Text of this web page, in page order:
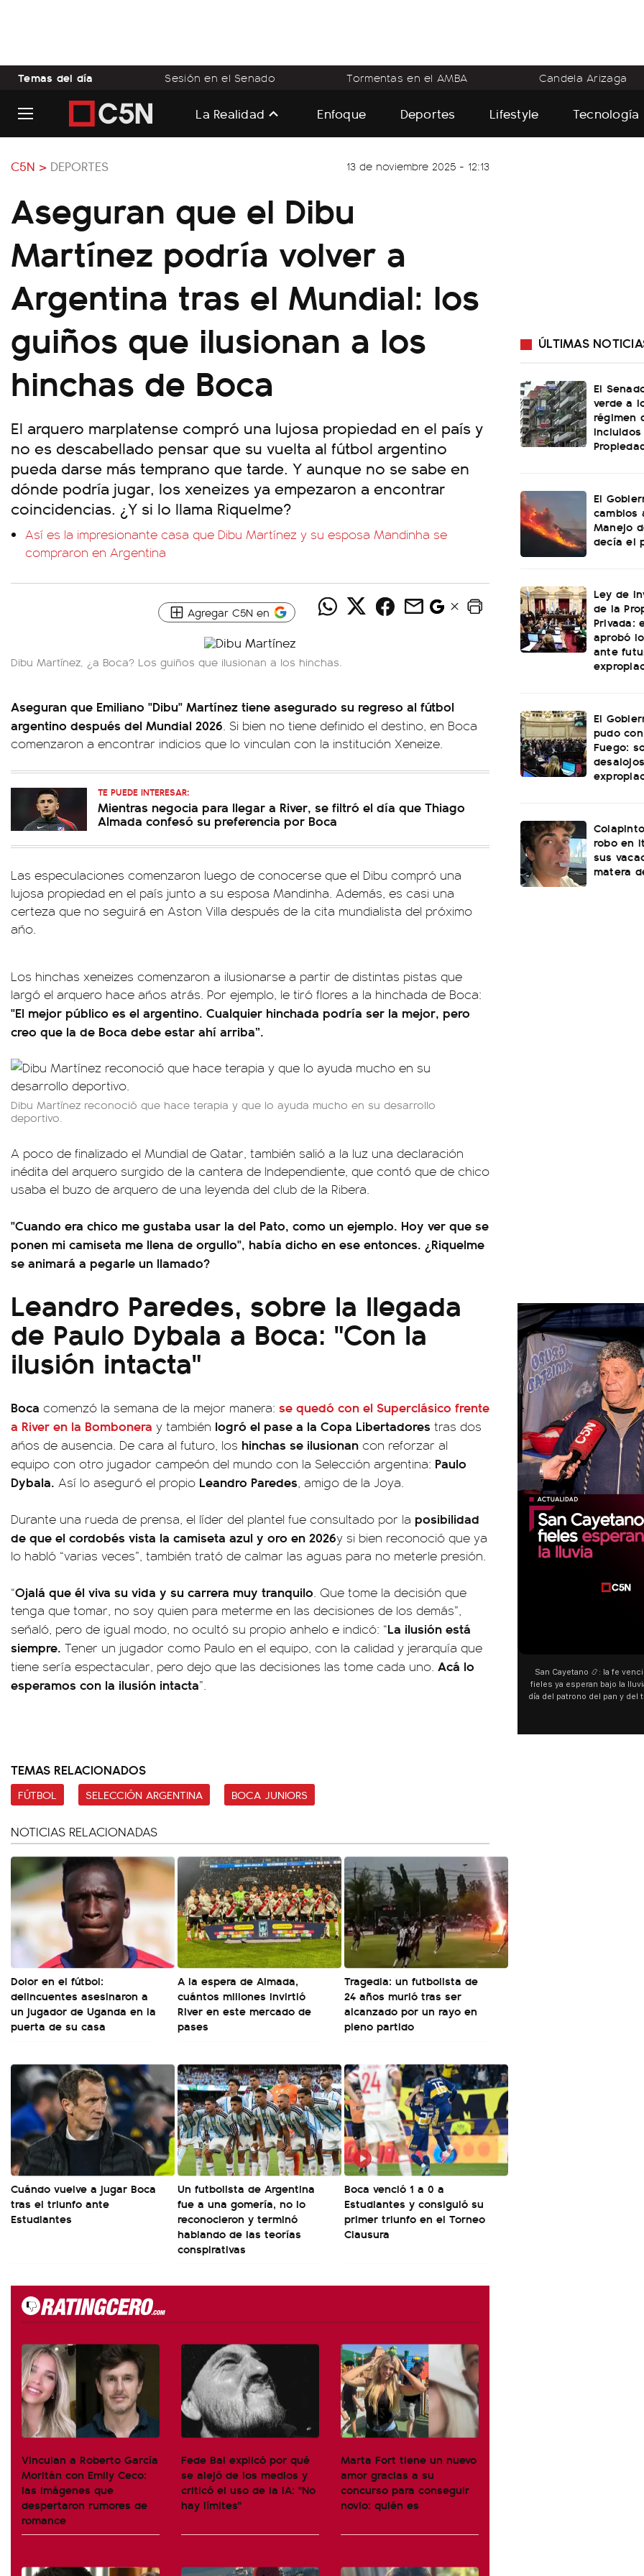
Temas del día Sesión en el Senado Tormentas en el AMBA Candela Arizaga
La Realidad Enfoque Deportes Lifestyle Tecnología
C5N > DEPORTES 13 de noviembre 2025 - 12:13
Aseguran que el Dibu
Martínez podría volver a
Argentina tras el Mundial: los
guiños que ilusionan a los
hinchas de Boca
El arquero marplatense compró una lujosa propiedad en el país y
no es descabellado pensar que su vuelta al fútbol argentino
pueda darse más temprano que tarde. Y aunque no se sabe en
dónde podría jugar, los xeneizes ya empezaron a encontrar
coincidencias. ¿Y si lo llama Riquelme?
Así es la impresionante casa que Dibu Martínez y su esposa Mandinha se
compraron en Argentina
Agregar C5N en
Dibu Martínez, ¿a Boca? Los guiños que ilusionan a los hinchas.
Aseguran que Emiliano "Dibu" Martínez tiene asegurado su regreso al fútbol
argentino después del Mundial 2026. Si bien no tiene definido el destino, en Boca
comenzaron a encontrar indicios que lo vinculan con la institución Xeneize.
TE PUEDE INTERESAR:
Mientras negocia para llegar a River, se filtró el día que Thiago
Almada confesó su preferencia por Boca
Las especulaciones comenzaron luego de conocerse que el Dibu compró una
lujosa propiedad en el país junto a su esposa Mandinha. Además, es casi una
certeza que no seguirá en Aston Villa después de la cita mundialista del próximo
año.
Los hinchas xeneizes comenzaron a ilusionarse a partir de distintas pistas que
largó el arquero hace años atrás. Por ejemplo, le tiró flores a la hinchada de Boca:
"El mejor público es el argentino. Cualquier hinchada podría ser la mejor, pero
creo que la de Boca debe estar ahí arriba”.
Dibu Martínez reconoció que hace terapia y que lo ayuda mucho en su desarrollo
deportivo.
A poco de finalizado el Mundial de Qatar, también salió a la luz una declaración
inédita del arquero surgido de la cantera de Independiente, que contó que de chico
usaba el buzo de arquero de una leyenda del club de la Ribera.
"Cuando era chico me gustaba usar la del Pato, como un ejemplo. Hoy ver que se
ponen mi camiseta me llena de orgullo", había dicho en ese entonces. ¿Riquelme
se animará a pegarle un llamado?
Leandro Paredes, sobre la llegada
de Paulo Dybala a Boca: "Con la
ilusión intacta"
Boca comenzó la semana de la mejor manera: se quedó con el Superclásico frente
a River en la Bombonera y también logró el pase a la Copa Libertadores tras dos
años de ausencia. De cara al futuro, los hinchas se ilusionan con reforzar al
equipo con otro jugador campeón del mundo con la Selección argentina: Paulo
Dybala. Así lo aseguró el propio Leandro Paredes, amigo de la Joya.
Durante una rueda de prensa, el líder del plantel fue consultado por la posibilidad
de que el cordobés vista la camiseta azul y oro en 2026y si bien reconoció que ya
lo habló “varias veces”, también trató de calmar las aguas para no meterle presión.
“Ojalá que él viva su vida y su carrera muy tranquilo. Que tome la decisión que
tenga que tomar, no soy quien para meterme en las decisiones de los demás”,
señaló, pero de igual modo, no ocultó su propio anhelo e indicó: “La ilusión está
siempre. Tener un jugador como Paulo en el equipo, con la calidad y jerarquía que
tiene sería espectacular, pero dejo que las decisiones las tome cada uno. Acá lo
esperamos con la ilusión intacta”.
TEMAS RELACIONADOS
FÚTBOL SELECCIÓN ARGENTINA BOCA JUNIORS
NOTICIAS RELACIONADAS
Dolor en el fútbol:
delincuentes asesinaron a
un jugador de Uganda en la
puerta de su casa
A la espera de Almada,
cuántos millones invirtió
River en este mercado de
pases
Tragedia: un futbolista de
24 años murió tras ser
alcanzado por un rayo en
pleno partido
Cuándo vuelve a jugar Boca
tras el triunfo ante
Estudiantes
Un futbolista de Argentina
fue a una gomería, no lo
reconocieron y terminó
hablando de las teorías
conspirativas
Boca venció 1 a 0 a
Estudiantes y consiguió su
primer triunfo en el Torneo
Clausura
Vinculan a Roberto García
Moritán con Emily Ceco:
las imágenes que
despertaron rumores de
romance
Fede Bal explicó por qué
se alejó de los medios y
criticó el uso de la IA: "No
hay límites"
Marta Fort tiene un nuevo
amor gracias a su
concurso para conseguir
novio: quién es
ÚLTIMAS
El
verde a
régimen
El
cambios
Manejo
decía el
Ley de
de la
Privada:
aprobó
ante
El
pudo
Fuego:
robo en
sus
matera
00:00
San Cayetano 📿: la fe venció al agua y los
“Preferís la joda y yo
¿Indirecta para Luck Ra? La
"Te vi", su nueva
encontrar similitudes entre
declaraciones que hizo tras